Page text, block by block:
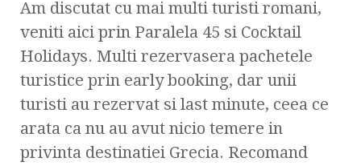
Am discutat cu mai multi turisti romani,
veniti aici prin Paralela 45 si Cocktail
Holidays. Multi rezervasera pachetele
turistice prin early booking, dar unii
turisti au rezervat si last minute, ceea ce
arata ca nu au avut nicio temere in
privinta destinatiei Grecia. Recomand